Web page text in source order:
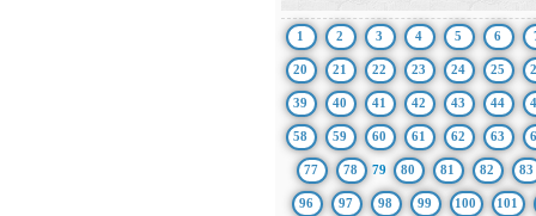
1 2 3 4 5 6
20 21 22 23 24 25
39 40 41 42 43 44
58 59 60 61 62 63
77 78 79 80 81 82 83
96 97 98 99 100 101